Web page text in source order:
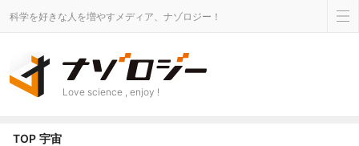
科学を好きな人を増やすメディア、ナゾロジー！
Love science , enjoy !
TOP 宇宙